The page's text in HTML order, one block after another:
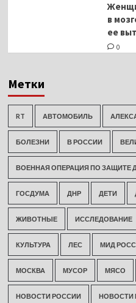
в
ее
0
Метки
RT АВТОМОБИЛЬ
БОЛЕЗНИ В РОССИИ
ВОЕННАЯ ОПЕРАЦИЯ ПО ЗАЩИТЕ
ГОСДУМА ДНР ДЕТИ
ЖИВОТНЫЕ ИССЛЕДОВАНИЕ
КУЛЬТУРА ЛЕС МИД
МОСКВА МУСОР МЯСО
НОВОСТИ РОССИИ НОВОСТИ